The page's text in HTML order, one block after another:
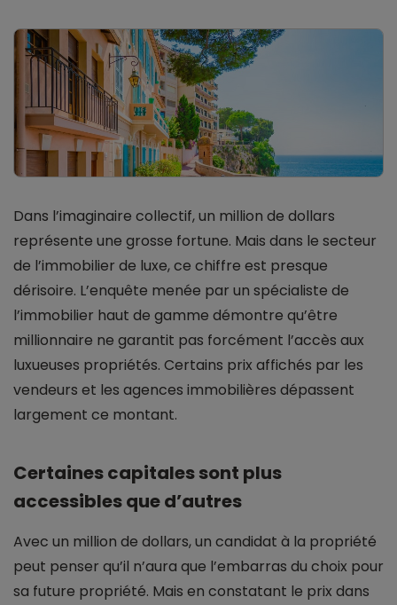
Dans l’imaginaire collectif, un million de dollars
représente une grosse fortune. Mais dans le secteur
de l’immobilier de luxe, ce chiffre est presque
dérisoire. L’enquête menée par un spécialiste de
l’immobilier haut de gamme démontre qu’être
millionnaire ne garantit pas forcément l’accès aux
luxueuses propriétés. Certains prix affichés par les
vendeurs et les agences immobilières dépassent
largement ce montant.
Certaines capitales sont plus
accessibles que d’autres
Avec un million de dollars, un candidat à la propriété
peut penser qu’il n’aura que l’embarras du choix pour
sa future propriété. Mais en constatant le prix dans